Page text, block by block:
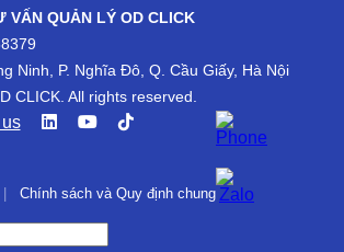
VẤN QUẢN LÝ OD CLICK
Ninh, P. Nghĩa Đô, Q. Cầu Giấy, Hà Nội
CLICK. All rights reserved.
Chính sách và Quy định chung